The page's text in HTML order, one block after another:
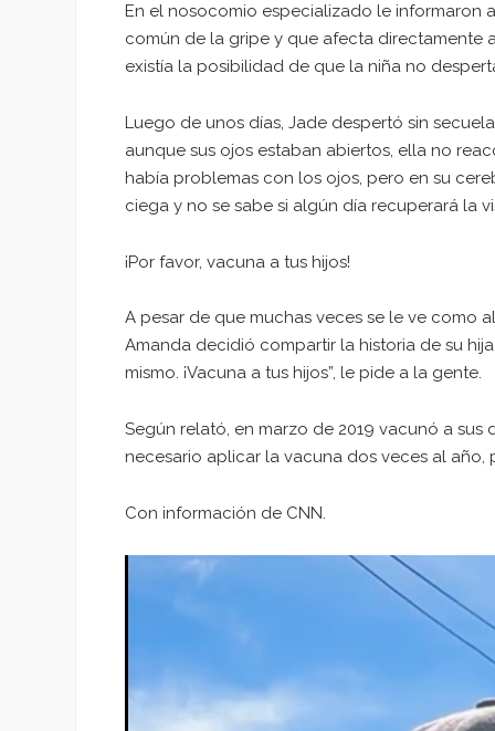
En el nosocomio especializado le informaron
común de la gripe y que afecta directamente
existía la posibilidad de que la niña no
Luego de unos días, Jade despertó sin
aunque sus ojos estaban abiertos, ella no
había problemas con los ojos, pero en su
ciega y no se sabe si algún día recuperará la
¡Por favor, vacuna a tus hijos!
A pesar de que muchas veces se le ve como
Amanda decidió compartir la historia de su
mismo. ¡Vacuna a tus hijos”, le pide a la gente.
Según relató, en marzo de 2019 vacunó a sus
necesario aplicar la vacuna dos veces al
Con información de CNN.
Reproductor